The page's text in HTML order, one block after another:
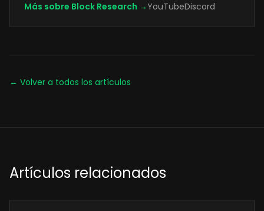
Más sobre Block Research →YouTubeDiscord
← Volver a todos los artículos
Artículos relacionados